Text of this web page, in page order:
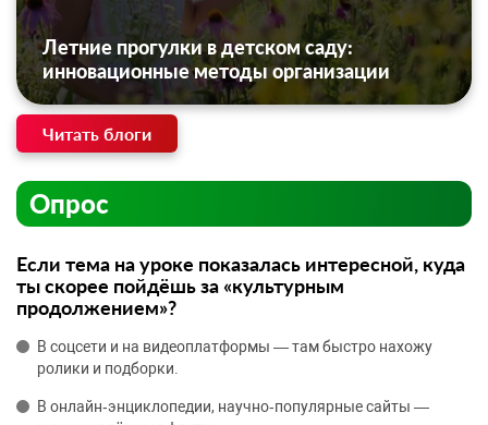
Летние прогулки в детском саду:
инновационные методы организации
Читать блоги
Опрос
Если тема на уроке показалась интересной, куда
ты скорее пойдёшь за «культурным
продолжением»?
В соцсети и на видеоплатформы — там быстро нахожу
ролики и подборки.
В онлайн‑энциклопедии, научно‑популярные сайты —